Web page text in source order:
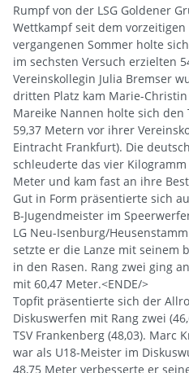
Rumpf von der LSG Goldener
Wettkampf seit dem
vergangenen Sommer holte
im sechsten Versuch erzielten
Vereinskollegin Julia Bremser
dritten Platz kam Marie-Christin
Mareike Nannen holte sich
59,37 Metern vor ihrer
Eintracht Frankfurt). Die
schleuderte das vier
Meter und kam fast an ihre
Gut in Form präsentierte sich
B-Jugendmeister im
LG Neu-Isenburg/
setzte er die Lanze mit seinem
in den Rasen. Rang zwei ging
mit 60,47 Meter.<ENDE/>
Topfit präsentierte sich der
Diskuswerfen mit Rang zwei
TSV Frankenberg (48,03). Marc
war als U18-Meister im
48,75 Meter verbesserte er